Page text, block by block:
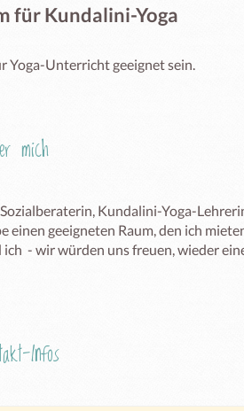
für Kundalini-Yoga
Yoga-Unterricht geeignet sein.
mich
Kundalini-Yoga-
einen geeigneten Raum, den ich
- wir würden uns freuen, wieder
Infos